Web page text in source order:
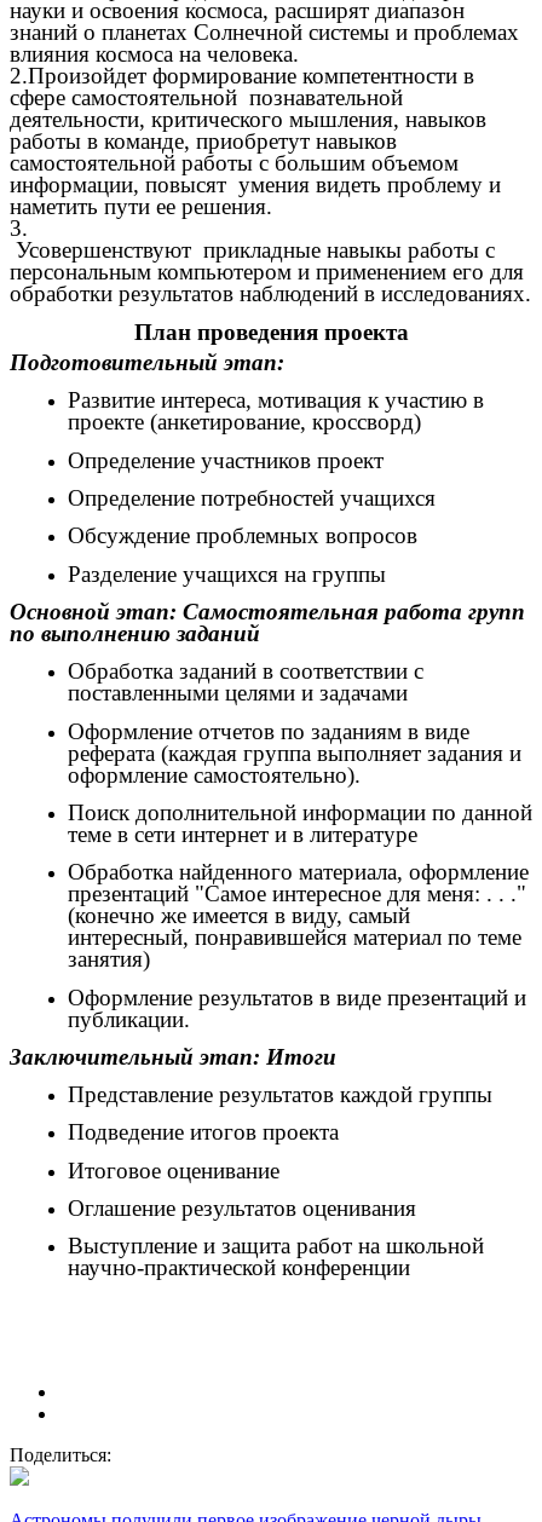
науки и освоения космоса, расширят диапазон
знаний о планетах Солнечной системы и проблемах
влияния космоса на человека.
2.Произойдет формирование компетентности в
сфере самостоятельной познавательной
деятельности, критического мышления, навыков
работы в команде, приобретут навыков
самостоятельной работы с большим объемом
информации, повысят умения видеть проблему и
наметить пути ее решения.
3.
Усовершенствуют прикладные навыкы работы с
персональным компьютером и применением его для
обработки результатов наблюдений в исследованиях.
План проведения проекта
Подготовительный этап:
Развитие интереса, мотивация к участию в
проекте (анкетирование, кроссворд)
Определение участников проект
Определение потребностей учащихся
Обсуждение проблемных вопросов
Разделение учащихся на группы
Основной этап: Самостоятельная работа групп
по выполнению заданий
Обработка заданий в соответствии с
поставленными целями и задачами
Оформление отчетов по заданиям в виде
реферата (каждая группа выполняет задания и
оформление самостоятельно).
Поиск дополнительной информации по данной
теме в сети интернет и в литературе
Обработка найденного материала, оформление
презентаций "Самое интересное для меня: . . ."
(конечно же имеется в виду, самый
интересный, понравившейся материал по теме
занятия)
Оформление результатов в виде презентаций и
публикации.
Заключительный этап: Итоги
Представление результатов каждой группы
Подведение итогов проекта
Итоговое оценивание
Оглашение результатов оценивания
Выступление и защита работ на школьной
научно-практической конференции
Поделиться: